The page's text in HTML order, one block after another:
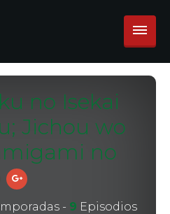
no Isekai
Jichou wo
no
- 9 Episodios